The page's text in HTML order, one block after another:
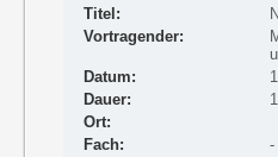
Titel:
Vortragender:
Datum:
Dauer:
Ort:
Fach:
-